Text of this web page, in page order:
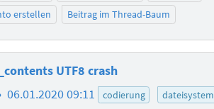
erstellen
Beitrag im Thread-Baum
UTF8 crash
06.01.2020 09:11 codierung
dateisystem